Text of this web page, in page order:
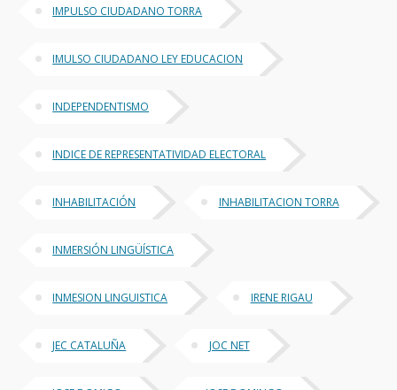
IMPULSO CIUDADANO TORRA
IMULSO CIUDADANO LEY EDUCACION
INDEPENDENTISMO
INDICE DE REPRESENTATIVIDAD ELECTORAL
INHABILITACIÓN INHABILITACION TORRA
INMERSIÓN LINGÜÍSTICA
INMESION LINGUISTICA IRENE RIGAU
JEC CATALUÑA JOC NET